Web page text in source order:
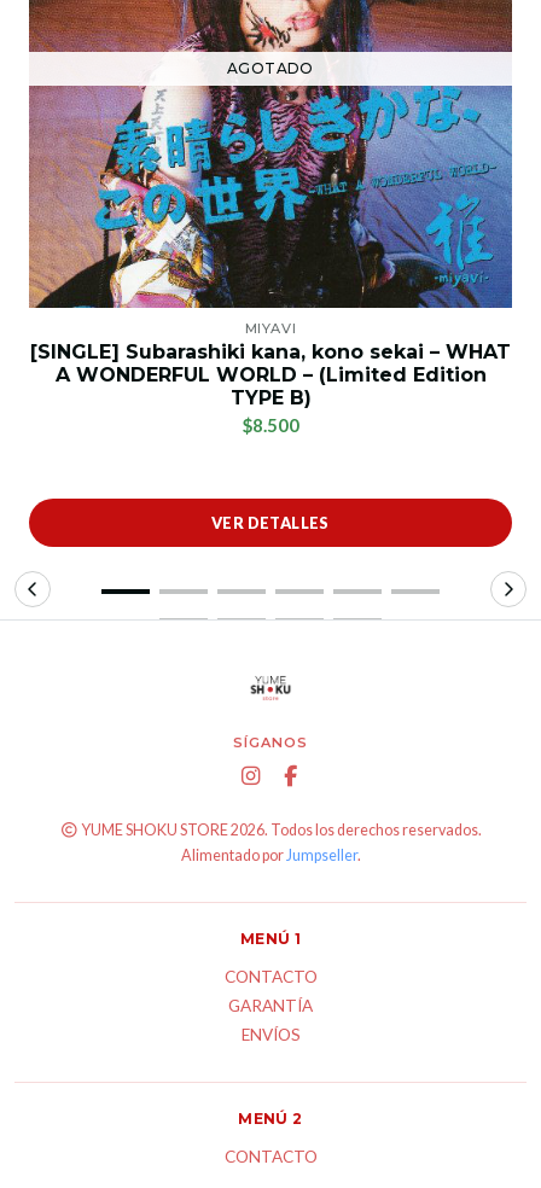
AGOTADO
MIYAVI
[SINGLE] Subarashiki kana, kono sekai – WHAT
A WONDERFUL WORLD – (Limited Edition
TYPE B)
$8.500
VER DETALLES
SÍGANOS
YUME SHOKU STORE 2026. Todos los derechos reservados.
Alimentado por Jumpseller.
MENÚ 1
CONTACTO
GARANTÍA
ENVÍOS
MENÚ 2
CONTACTO